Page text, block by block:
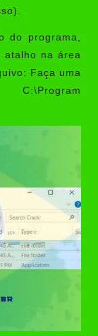
do programa,
atalho na área
Faça uma